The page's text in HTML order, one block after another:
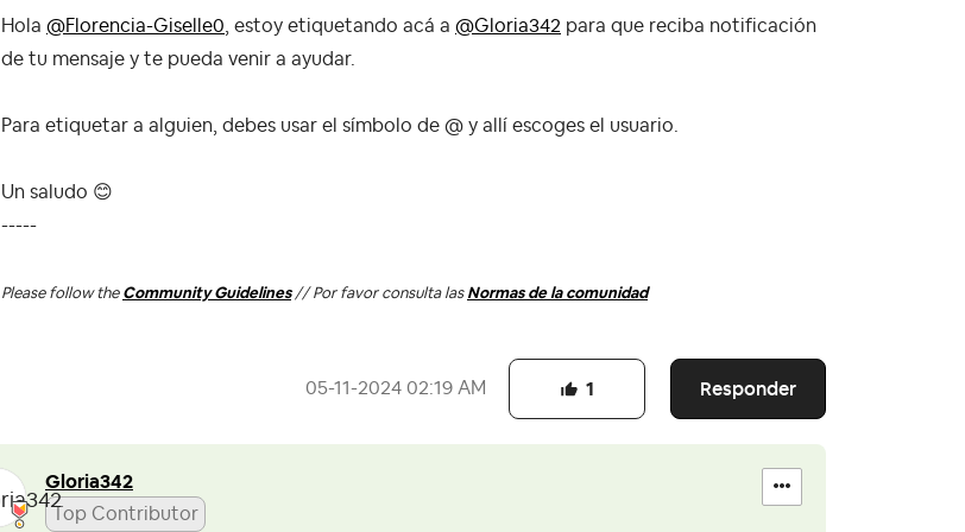
Hola @Florencia-Giselle0 , estoy etiquetando acá a @Gloria342 para que reciba notificación
de tu mensaje y te pueda venir a ayudar.
Para etiquetar a alguien, debes usar el símbolo de @ y allí escoges el usuario.
Un saludo 😊
-----
Please follow the Community Guidelines// Por favor consulta las Normas de la comunidad
‎05-11-2024 02:19 AM Responder
1
Gloria342
Top Contributor